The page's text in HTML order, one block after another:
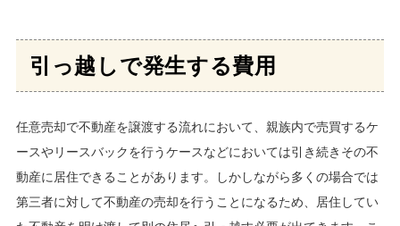
引っ越しで発生する費用
任意売却で不動産を譲渡する流れにおいて、親族内で売買するケ
ースやリースバックを行うケースなどにおいては引き続きその不
動産に居住できることがあります。しかしながら多くの場合では
第三者に対して不動産の売却を行うことになるため、居住してい